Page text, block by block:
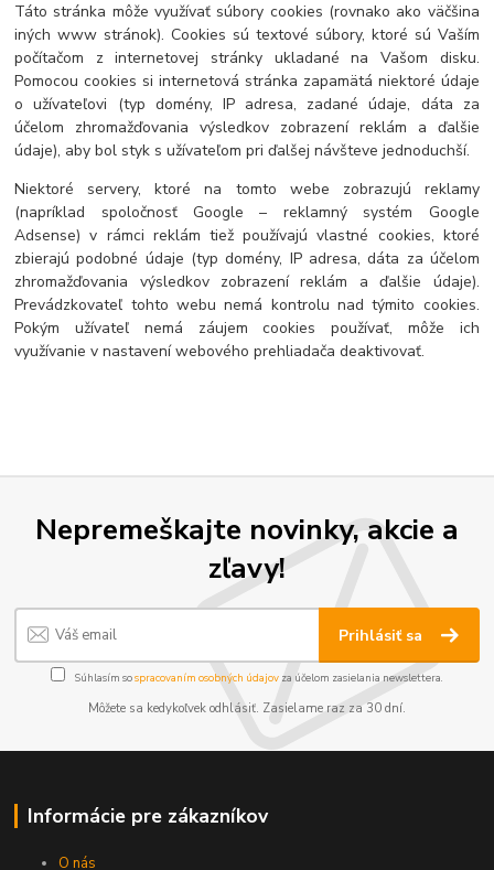
Táto stránka môže využívať súbory cookies (rovnako ako väčšina
iných www stránok). Cookies sú textové súbory, ktoré sú Vaším
počítačom z internetovej stránky ukladané na Vašom disku.
Pomocou cookies si internetová stránka zapamätá niektoré údaje
o užívateľovi (typ domény, IP adresa, zadané údaje, dáta za
účelom zhromažďovania výsledkov zobrazení reklám a ďalšie
údaje), aby bol styk s užívateľom pri ďalšej návšteve jednoduchší.
Niektoré servery, ktoré na tomto webe zobrazujú reklamy
(napríklad spoločnosť Google – reklamný systém Google
Adsense) v rámci reklám tiež používajú vlastné cookies, ktoré
zbierajú podobné údaje (typ domény, IP adresa, dáta za účelom
zhromažďovania výsledkov zobrazení reklám a ďalšie údaje).
Prevádzkovateľ tohto webu nemá kontrolu nad týmito cookies.
Pokým užívateľ nemá záujem cookies používať, môže ich
využívanie v nastavení webového prehliadača deaktivovať.
Nepremeškajte novinky, akcie a
zľavy!
Prihlásiť sa
Súhlasím sospracovaním osobných údajov za účelom zasielania newslettera.
Môžete sa kedykoľvek odhlásiť. Zasielame raz za 30 dní.
Informácie pre zákazníkov
O nás